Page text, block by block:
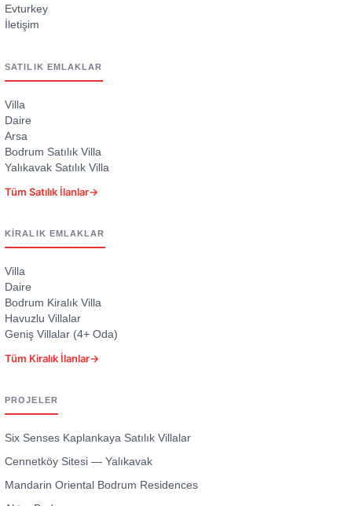
Evturkey
İletişim
SATILIK EMLAKLAR
Villa
Daire
Arsa
Bodrum Satılık Villa
Yalıkavak Satılık Villa
Tüm Satılık İlanlar→
KIRALIK EMLAKLAR
Villa
Daire
Bodrum Kiralık Villa
Havuzlu Villalar
Geniş Villalar (4+ Oda)
Tüm Kiralık İlanlar→
PROJELER
Six Senses Kaplankaya Satılık Villalar
Cennetköy Sitesi — Yalıkavak
Mandarin Oriental Bodrum Residences